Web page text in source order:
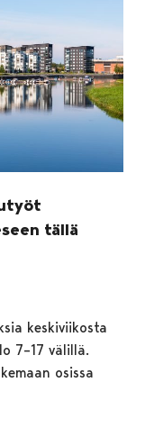
tällä
keskiviikosta
7–17 välillä.
osissa